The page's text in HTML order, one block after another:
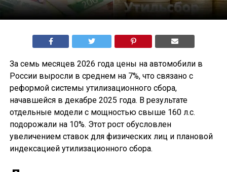
За семь месяцев 2026 года цены на автомобили в
России выросли в среднем на 7%, что связано с
реформой системы утилизационного сбора,
начавшейся в декабре 2025 года. В результате
отдельные модели с мощностью свыше 160 л.с.
подорожали на 10%. Этот рост обусловлен
увеличением ставок для физических лиц и плановой
индексацией утилизационного сбора.